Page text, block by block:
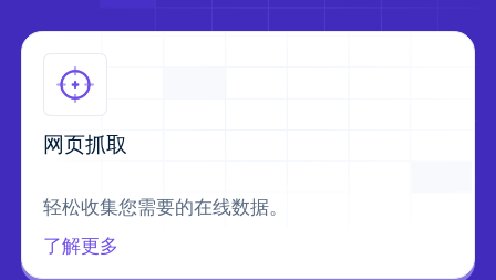
网页抓取
轻松收集您需要的在线数据。
了解更多